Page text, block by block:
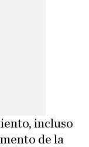
incluso
de la